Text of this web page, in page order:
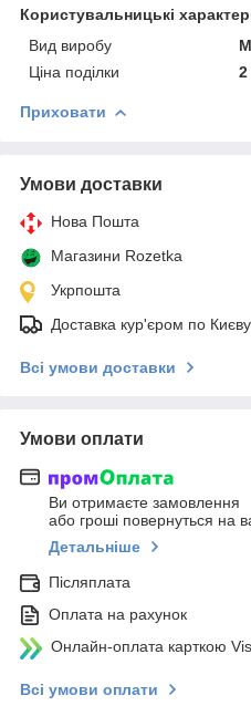
Користувальницькі
Вид виробу
Ціна поділки
2
Приховати
Умови доставки
Нова Пошта
Магазини Rozetka
Укрпошта
Доставка кур'єром по Києву
Всі умови доставки
Умови оплати
Ви отримаєте замовлення
або гроші повернуться на
Детальніше
Післяплата
Оплата на рахунок
Онлайн-оплата карткою
Всі умови оплати